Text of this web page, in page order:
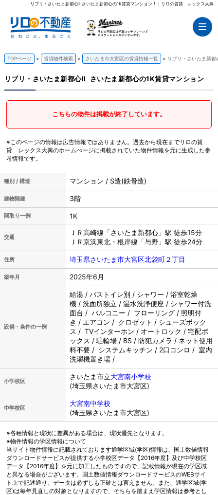
リブリ・さいたま新都心II さいたま新都心の1K賃貸マンション！｜リロの賃貸 レックス大興
TOPページ 賃貸物件検索 さいたま市大宮区の賃貸情報一覧 リブリ・さいたま新
リブリ・さいたま新都心II さいたま新都心の1K賃貸マンション
こちらの物件は掲載が終了しています。
※このページの情報は広告情報ではありません。過去から現在までリロの賃
貸 レックス大興のホームぺージに掲載されていた物件情報を元に生成した参
考情報です。
種別 / 構造 マンション / S造(鉄骨造)
建物階建 3階
間取り一例 1K
交通
ＪＲ高崎線「さいたま新都心」駅 徒歩15分
ＪＲ京浜東北・根岸線「与野」駅 徒歩24分
住所 埼玉県さいたま市大宮区北袋町２丁目
築年月 2025年6月
設備・条件の一例
給湯 / バストイレ別 / シャワー / 浴室乾燥
機 / 洗面所独立 / 温水洗浄便座 / シャワー付洗
面台 / バルコニー / フローリング / 照明付
き / エアコン / クロゼット / シューズボック
ス / TVインターホン / オートロック / 宅配ボ
ックス / 駐輪場 / BS / 防犯カメラ / ネット使用
料不要 / システムキッチン / 2口コンロ / 室内
洗濯機置き場 /
小学校区
さいたま市立大宮南小学校
(埼玉県さいたま市大宮区)
中学校区
大宮南中学校
(埼玉県さいたま市大宮区)
※各種情報と現状に差異がある場合は、現状優先となります。
※物件情報の学区情報について
当サイト物件情報に記載されております通学区域(学区)情報は、国土数値情報
ダウンロードサービスが提供する小学校区データ【2016年度】及び中学校区
データ【2016年度】を元に加工したものですので、記載情報が現在の学区域
と異なる場合がございます。国土数値情報ダウンロードサービスのWEBサイ
ト上で記述通り、データは必ずしも正確とは言えません。また、通学区域(学
区)は毎年見直しの対象となりますので、そちらを踏まえ学区情報は参考とし